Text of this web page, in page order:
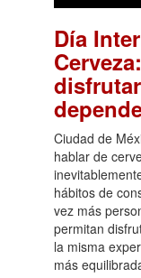
Día
Ciudad de
hablar de
hábitos de
vez más
permitan
la misma
más